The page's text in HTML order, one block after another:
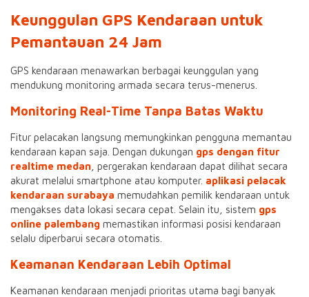
Keunggulan GPS Kendaraan untuk
Pemantauan 24 Jam
GPS kendaraan menawarkan berbagai keunggulan yang
mendukung monitoring armada secara terus-menerus.
Monitoring Real-Time Tanpa Batas Waktu
Fitur pelacakan langsung memungkinkan pengguna memantau
kendaraan kapan saja. Dengan dukungan gps dengan fitur
realtime medan , pergerakan kendaraan dapat dilihat secara
akurat melalui smartphone atau komputer. aplikasi pelacak
kendaraan surabaya memudahkan pemilik kendaraan untuk
mengakses data lokasi secara cepat. Selain itu, sistem gps
online palembang memastikan informasi posisi kendaraan
selalu diperbarui secara otomatis.
Keamanan Kendaraan Lebih Optimal
Keamanan kendaraan menjadi prioritas utama bagi banyak